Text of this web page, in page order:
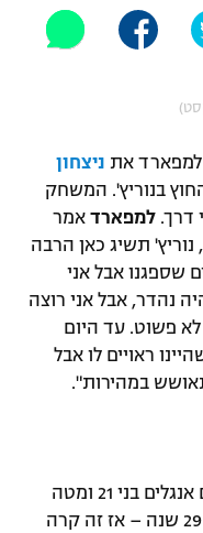
למפארד את ניצחון
החוץ בנוריץ'. המשחק
דרך. למפארד אמר
תשיג כאן הרבה
שספגנו אבל אני
נהדר, אבל אני רוצה
פשוט. עד היום
ראויים לו אבל
במהירות".
# זו הפעם הראשונה ששני שחקנים אנגלים בני 21 ומטה
כבשו עבור צ'לסי במשחק ליגה מזה 29 שנה – אז זה קרה